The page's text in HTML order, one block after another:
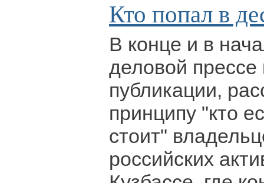
Кто попал в
В конце и в
деловой прессе
публикации,
принципу "кто
стоит"
российских